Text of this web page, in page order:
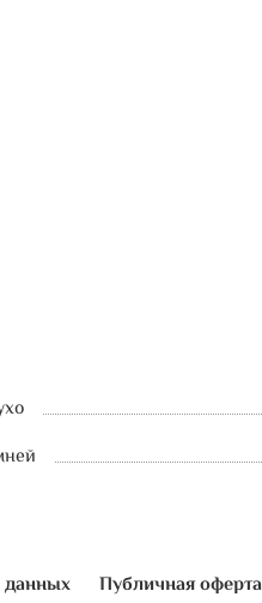
данных Публичная оферта